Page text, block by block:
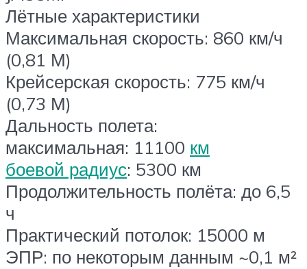
Лётные характеристики
Максимальная скорость: 860 км/ч
(0,81 М)
Крейсерская скорость: 775 км/ч
(0,73 М)
Дальность полета:
максимальная: 11100 км
боевой радиус: 5300 км
Продолжительность полёта: до 6,5
ч
Практический потолок: 15000 м
ЭПР: по некоторым данным ~0,1 м²